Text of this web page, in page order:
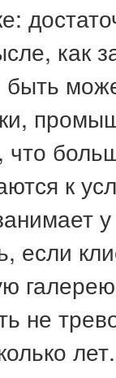
как
к
если
не
лет.